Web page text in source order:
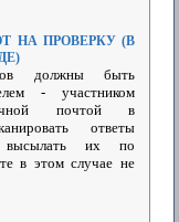
НА ПРОВЕРКУ (В
должны быть
- участником
почтой в
ответы
высылать их по
в этом случае не